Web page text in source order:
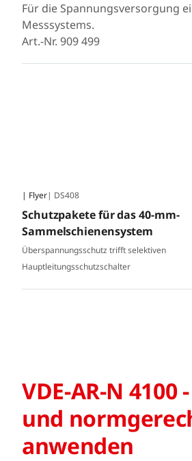
Für die Spannungsversorgung
Messsystems.
Art.-Nr. 909 499
| Flyer| DS408
Schutzpakete für das 40-mm-
Sammelschienensystem
Überspannungsschutz trifft selektiven
Hauptleitungsschutzschalter
VDE-AR-N 4100
und
anwenden